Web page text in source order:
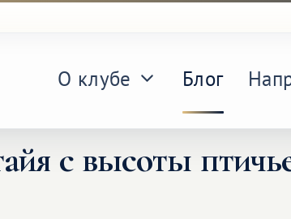
О клубе Блог
с высоты